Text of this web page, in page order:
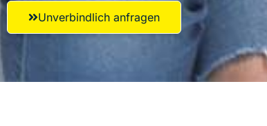
Unverbindlich anfragen